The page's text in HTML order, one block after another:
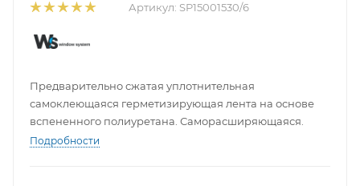
Артикул: SP15001530/6
Предварительно сжатая уплотнительная
самоклеющаяся герметизирующая лента на основе
вспененного полиуретана. Саморасширяющаяся.
Подробности